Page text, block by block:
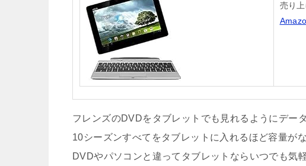
売り
フレンズのDVDをタブレットでも見れるようにデー
10シーズンすべてをタブレットに入れるほど容量が
DVDやパソコンと違ってタブレットならいつでも気